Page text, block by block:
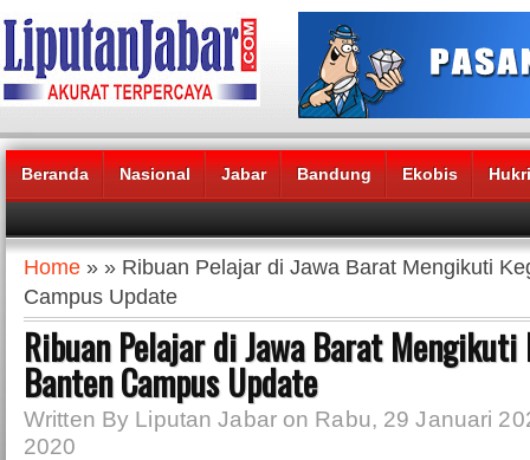
Beranda Nasional Jabar Bandung Ekobis
Headlines News :
Home » » Ribuan Pelajar di Jawa Barat Mengikuti
Campus Update
Ribuan Pelajar di Jawa Barat Mengikuti
Banten Campus Update
Written By Liputan Jabar on Rabu, 29 Januari
2020